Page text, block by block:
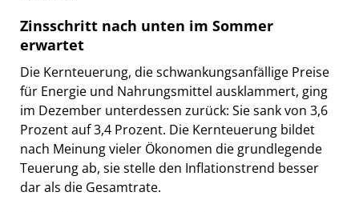
Zinsschritt nach unten im Sommer
erwartet
Die Kernteuerung, die schwankungsanfällige Preise
für Energie und Nahrungsmittel ausklammert, ging
im Dezember unterdessen zurück: Sie sank von 3,6
Prozent auf 3,4 Prozent. Die Kernteuerung bildet
nach Meinung vieler Ökonomen die grundlegende
Teuerung ab, sie stelle den Inflationstrend besser
dar als die Gesamtrate.